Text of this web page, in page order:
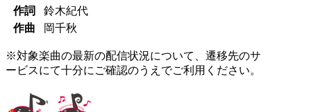
作詞
鈴木紀代
作曲
岡千秋
※対象楽曲の最新の配信状況について、遷移先のサ
ービスにて十分にご確認のうえでご利用ください。